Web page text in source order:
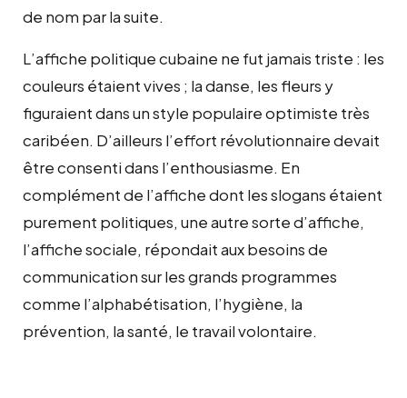
de nom par la suite.
L’affiche politique cubaine ne fut jamais triste : les
couleurs étaient vives ; la danse, les fleurs y
figuraient dans un style populaire optimiste très
caribéen. D’ailleurs l’effort révolutionnaire devait
être consenti dans l’enthousiasme. En
complément de l’affiche dont les slogans étaient
purement politiques, une autre sorte d’affiche,
l’affiche sociale, répondait aux besoins de
communication sur les grands programmes
comme l’alphabétisation, l’hygiène, la
prévention, la santé, le travail volontaire.